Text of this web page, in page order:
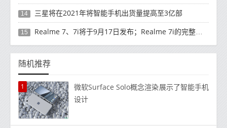
14 三星将在2021年将智能手机出货量提高至3亿部
15 Realme 7、7i将于9月17日发布；Realme 7i的完整规格并导致泄漏
随机推荐
1
微软Surface Solo概念渲染展示了智能手机
设计